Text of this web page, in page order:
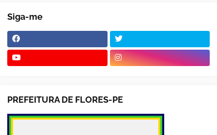
Siga-me
PREFEITURA DE FLORES-PE